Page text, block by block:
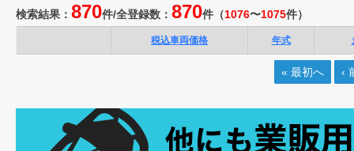
検索結果： 870件/全登録数： 870件 （1076〜1075件）
税込車両価格 年式
« 最初へ ‹